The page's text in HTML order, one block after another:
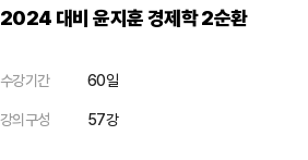
2024 대비 윤지훈 경제학 2순환
수강기간 60일
강의구성 57강